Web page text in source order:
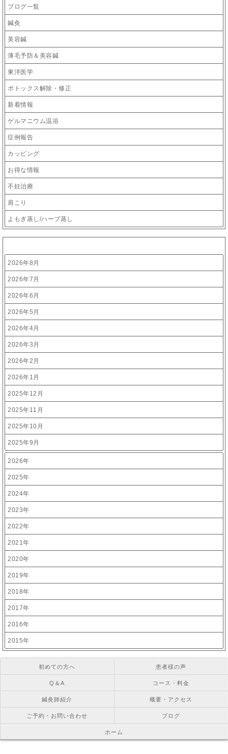
ブログ一覧
鍼灸
美容鍼
薄毛予防＆美容鍼
東洋医学
ボトックス解除・修正
新着情報
ゲルマニウム温浴
症例報告
カッピング
お得な情報
不妊治療
肩こり
よもぎ蒸し/ハーブ蒸し
2026年8月
2026年7月
2026年6月
2026年5月
2026年4月
2026年3月
2026年2月
2026年1月
2025年12月
2025年11月
2025年10月
2025年9月
2026年
2025年
2024年
2023年
2022年
2021年
2020年
2019年
2018年
2017年
2016年
2015年
初めての方へ 患者様の声
Q＆A コース・料金
鍼灸師紹介 概要・アクセス
ご予約・お問い合わせ ブログ
ホーム